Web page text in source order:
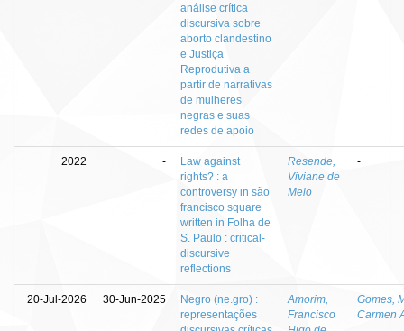
análise crítica
discursiva sobre
aborto clandestino
e Justiça
Reprodutiva a
partir de narrativas
de mulheres
negras e suas
redes de apoio
2022 -
Law against
rights? : a
controversy in são
francisco square
written in Folha de
S. Paulo : critical-
discursive
reflections
Resende,
Viviane de
Melo
-
20-Jul-2026 30-Jun-2025
Negro (ne.gro) :
representações
Amorim,
Francisco
Gomes,
Carmen